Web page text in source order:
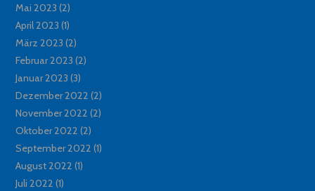
Mai 2023 (2)
April 2023 (1)
März 2023 (2)
Februar 2023 (2)
Januar 2023 (3)
Dezember 2022 (2)
November 2022 (2)
Oktober 2022 (2)
September 2022 (1)
August 2022 (1)
Juli 2022 (1)